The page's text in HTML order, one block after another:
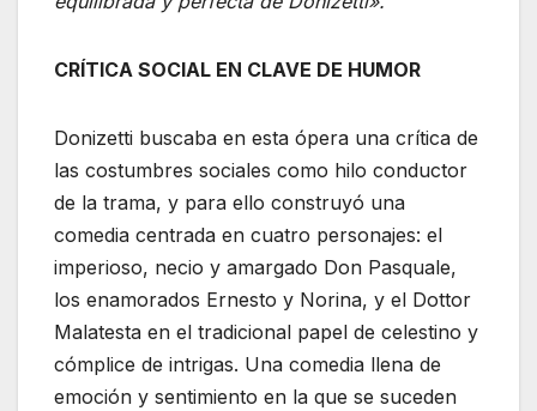
CRÍTICA SOCIAL EN CLAVE DE HUMOR
Donizetti buscaba en esta ópera una crítica de
las costumbres sociales como hilo conductor
de la trama, y para ello construyó una
comedia centrada en cuatro personajes: el
imperioso, necio y amargado Don Pasquale,
los enamorados Ernesto y Norina, y el Dottor
Malatesta en el tradicional papel de celestino y
cómplice de intrigas. Una comedia llena de
emoción y sentimiento en la que se suceden